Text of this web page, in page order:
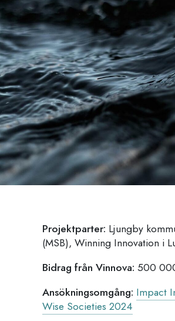
Projektparter: Ljungby
(MSB), Winning Innovation i
Bidrag från Vinnova: 500
Ansökningsomgång: Impact
Wise Societies 2024